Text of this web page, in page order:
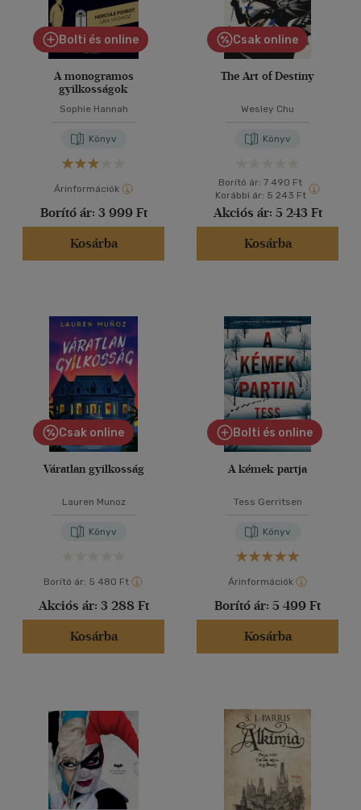
Bolti és online
A monogramos
gyilkosságok
Sophie Hannah
Könyv
Árinformációk
Borító ár: 3 999 Ft
Kosárba
Csak online
The Art of Destiny
Wesley Chu
Könyv
Borító ár: 7 490 Ft
Korábbi ár: 5 243 Ft
Akciós ár: 5 243 Ft
Kosárba
Csak online
Váratlan gyilkosság
Lauren Munoz
Könyv
Borító ár: 5 480 Ft
Akciós ár: 3 288 Ft
Kosárba
Bolti és online
A kémek partja
Tess Gerritsen
Könyv
Árinformációk
Borító ár: 5 499 Ft
Kosárba